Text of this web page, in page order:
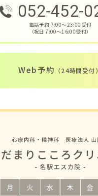
052-452-
電話予約 7:00〜23:00受付
（祝日 7:00〜16:00受付）
Web予約 （24時間受付）